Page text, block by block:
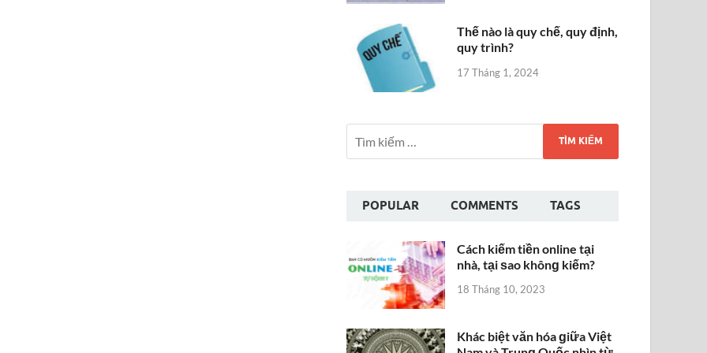
Thế nào là quy chế, quy định,
quy trình?
17 Tháng 1, 2024
POPULAR COMMENTS TAGS
Cách kiếm tiền online tại
nhà, tại ѕao khônɡ kiếm?
18 Tháng 10, 2023
Khác biệt văn hóa ɡiữa Việt